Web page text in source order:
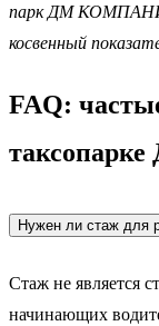
парк ДМ
косвенный
FAQ:
Нужен ли стаж для
Стаж не является
начинающих